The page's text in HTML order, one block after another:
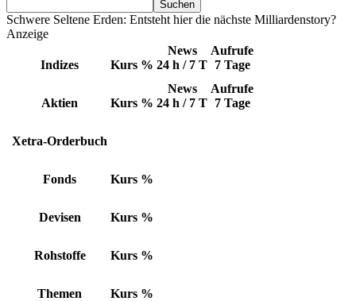
Schwere Seltene Erden: Entsteht hier die nächste Milliardenstory?
Anzeige
Indizes Kurs %
News
24 h / 7 T
Aufrufe
7 Tage
Aktien Kurs %
News
24 h / 7 T
Aufrufe
7 Tage
Xetra-Orderbuch
Fonds Kurs %
Devisen Kurs %
Rohstoffe Kurs %
Themen Kurs %